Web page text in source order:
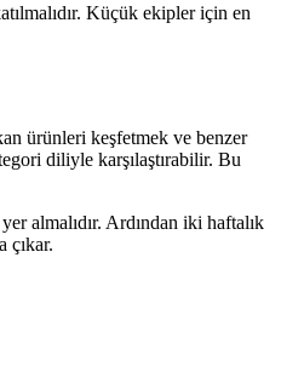
Küçük ekipler için en
ürünleri keşfetmek ve benzer
diliyle karşılaştırabilir. Bu
almalıdır. Ardından iki haftalık
çıkar.